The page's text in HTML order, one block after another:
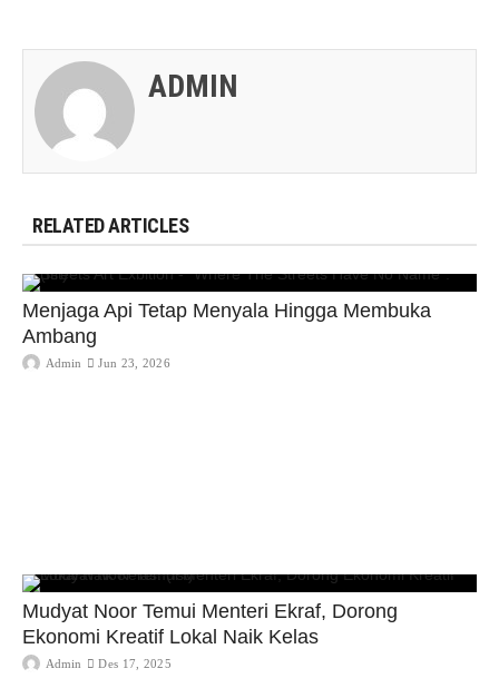
ADMIN
RELATED ARTICLES
Menjaga Api Tetap Menyala Hingga Membuka
Ambang
Admin Jun 23, 2026
Mudyat Noor Temui Menteri Ekraf, Dorong
Ekonomi Kreatif Lokal Naik Kelas
Admin Des 17, 2025